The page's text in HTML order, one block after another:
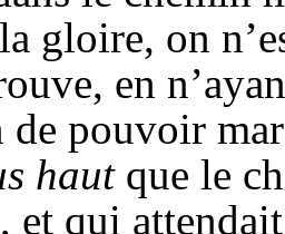
gloire, on
en
de pouvoir
haut que le
et qui